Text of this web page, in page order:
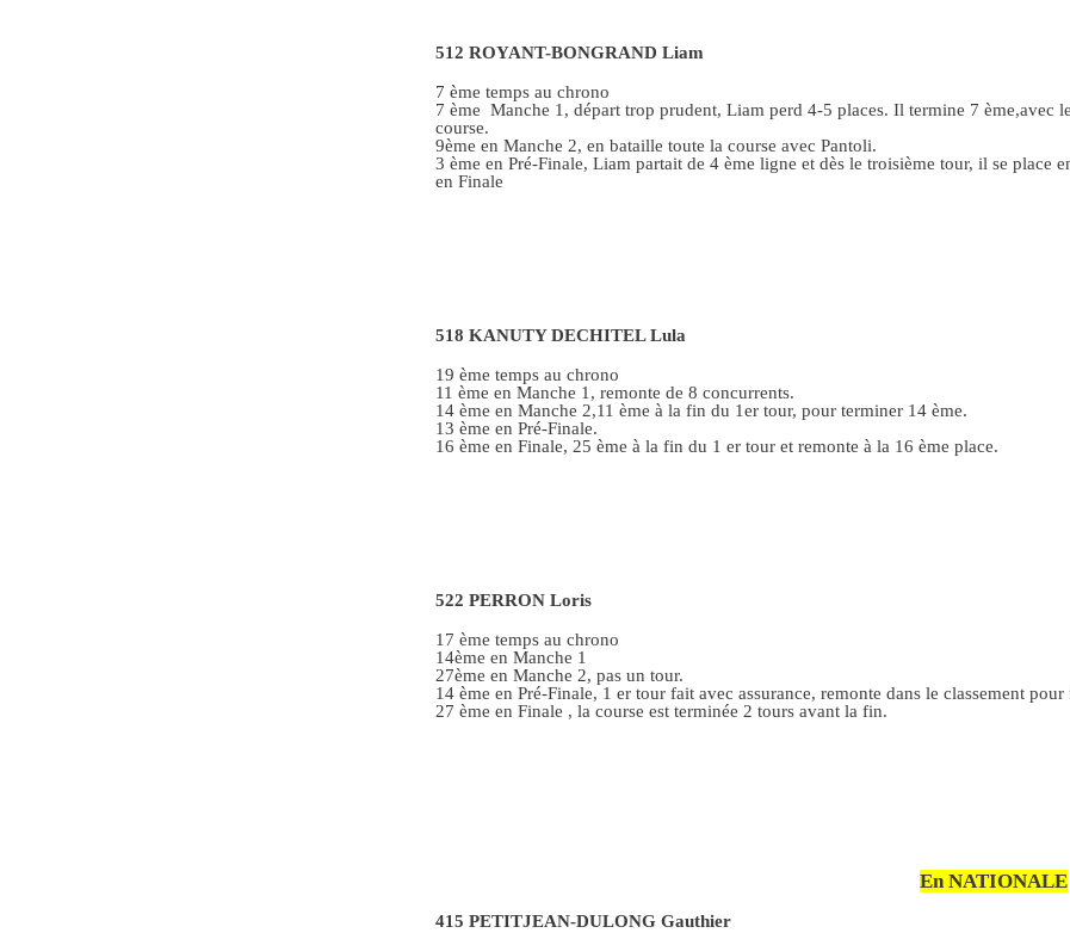
512 ROYANT-BONGRAND Liam
7 ème temps au chrono
7 ème Manche 1, départ trop prudent, Liam perd 4-5 places. Il termine 7 ème,avec
course.
9ème en Manche 2, en bataille toute la course avec Pantoli.
3 ème en Pré-Finale, Liam partait de 4 ème ligne et dès le troisième tour, il se place
en Finale
518 KANUTY DECHITEL Lula
19 ème temps au chrono
11 ème en Manche 1, remonte de 8 concurrents.
14 ème en Manche 2,11 ème à la fin du 1er tour, pour terminer 14 ème.
13 ème en Pré-Finale.
16 ème en Finale, 25 ème à la fin du 1 er tour et remonte à la 16 ème place.
522 PERRON Loris
17 ème temps au chrono
14ème en Manche 1
27ème en Manche 2, pas un tour.
14 ème en Pré-Finale, 1 er tour fait avec assurance, remonte dans le classement
27 ème en Finale , la course est terminée 2 tours avant la fin.
En NATIONALE
415 PETITJEAN-DULONG Gauthier